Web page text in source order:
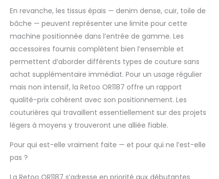
d'enfilage manuel et
augmente le confort
de fonctionnement et
l'efficacité de
débutants et les
experts : l'appareil est
un bon choix pour les
débutants et les
confirmés. Grâce à sa
manipulation intuitive,
elle est idéale pour les
éventail de fonctions
En revanche, les tissus épais — denim dense, cuir, toile de
bâche — peuvent représenter une limite pour cette
machine positionnée dans l’entrée de gamme. Les
accessoires fournis complètent bien l’ensemble et
permettent d’aborder différents types de couture sans
achat supplémentaire immédiat. Pour un usage régulier
mais non intensif, la Retoo OR1187 offre un rapport
qualité-prix cohérent avec son positionnement. Les
couturières qui travaillent essentiellement sur des projets
légers à moyens y trouveront une alliée fiable.
Pour qui est-elle vraiment faite — et pour qui ne l’est-elle
pas ?
La Retoo OR1187 s’adresse en priorité aux débutantes